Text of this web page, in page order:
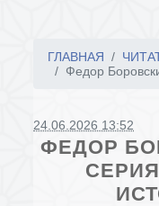
ГЛАВНАЯ
Федор
24.06.2026 13:52
ФЕДОР